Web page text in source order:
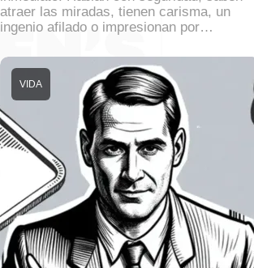
atraer las miradas, tienen carisma, un
ingenio afilado o impresionan por…
VIDA